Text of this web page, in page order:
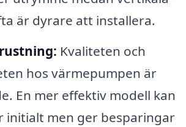
är dyrare att installera.
Kvaliteten och
hos värmepumpen är
En mer effektiv modell kan
initialt men ger besparingar